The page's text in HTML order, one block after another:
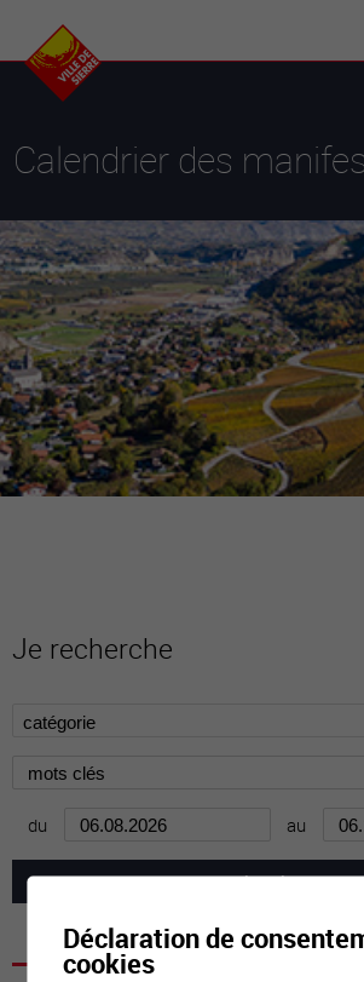
Calendrier des
Je recherche
du au
Déclaration de
cookies